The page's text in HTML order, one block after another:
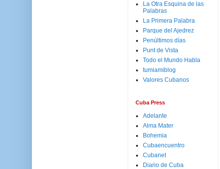
La Otra Esquina de las
Palabras
La Primera Palabra
Parque del Ajedrez
Penúltimos días
Punt de Vista
Todo el Mundo Habla
tumiamiblog
Valores Cubanos
Cuba Press
Adelante
Alma Mater
Bohemia
Cubaencuentro
Cubanet
Diario de Cuba